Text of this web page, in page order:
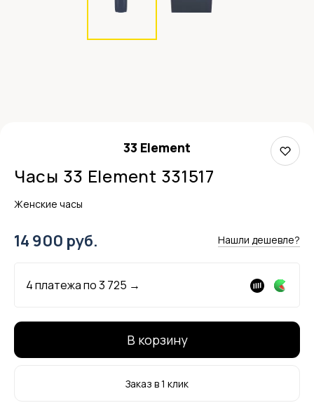
33 Element
Часы 33 Element 331517
Женские часы
14 900 руб. Нашли дешевле?
4 платежа по3 725 →
В корзину
Заказ в 1 клик